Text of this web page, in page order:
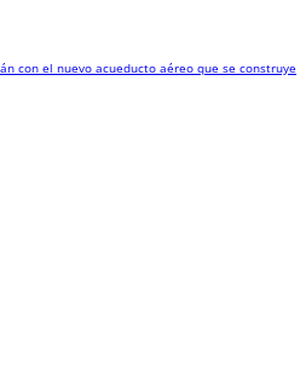
con el nuevo acueducto aéreo que se construye